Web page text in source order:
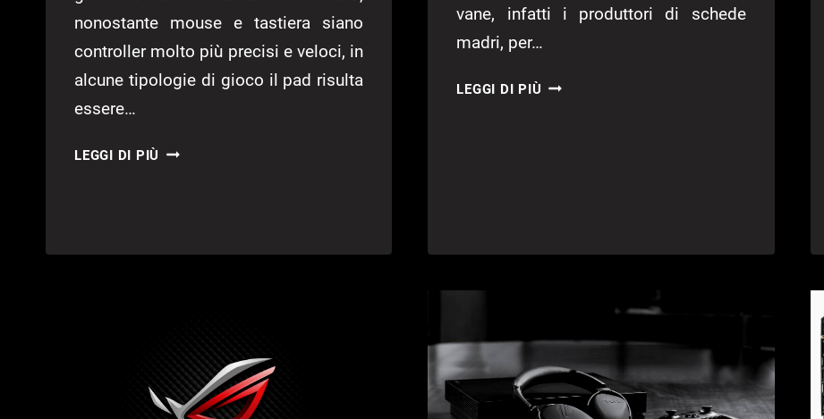
nonostante mouse e tastiera siano
controller molto più precisi e veloci, in
alcune tipologie di gioco il pad risulta
essere…
LEGGI DI PIÙ ASUS
vane, infatti i produttori di schede
madri, per…
LEGGI DI PIÙ ASUS